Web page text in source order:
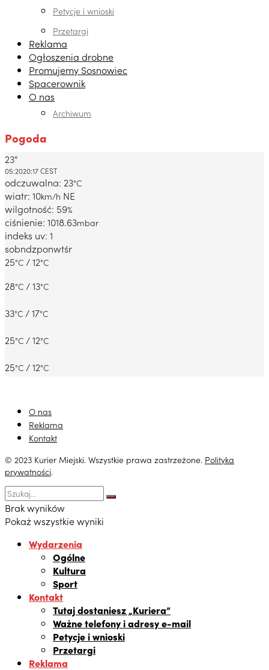
Petycje i wnioski
Przetargi
Reklama
Ogłoszenia drobne
Promujemy Sosnowiec
Spacerownik
O nas
Archiwum
Pogoda
Dabrowa Gornicza, PL
23°
05:2020:17 CEST
odczuwalna: 23°C
wiatr: 10km/h NE
wilgotność: 59%
ciśnienie: 1018.63mbar
indeks uv: 1
sobndzponwtśr
25°C / 12°C
28°C / 13°C
33°C / 17°C
25°C / 12°C
25°C / 12°C
O nas
Reklama
Kontakt
© 2023 Kurier Miejski. Wszystkie prawa zastrzeżone. Polityka
prywatności.
Brak wyników
Pokaż wszystkie wyniki
Wydarzenia
Ogólne
Kultura
Sport
Kontakt
Tutaj dostaniesz „Kuriera”
Ważne telefony i adresy e-mail
Petycje i wnioski
Przetargi
Reklama